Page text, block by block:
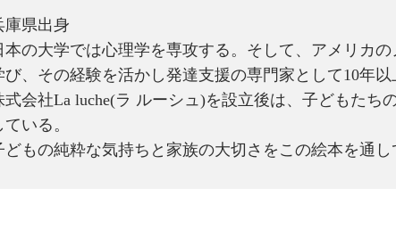
庫県出身
本の大学では心理学を専攻する。そして、アメリカ
び、その経験を活かし発達支援の専門家として10年
式会社La luche(ラ ルーシュ)を設立後は、子どもたち
ている。
どもの純粋な気持ちと家族の大切さをこの絵本を通